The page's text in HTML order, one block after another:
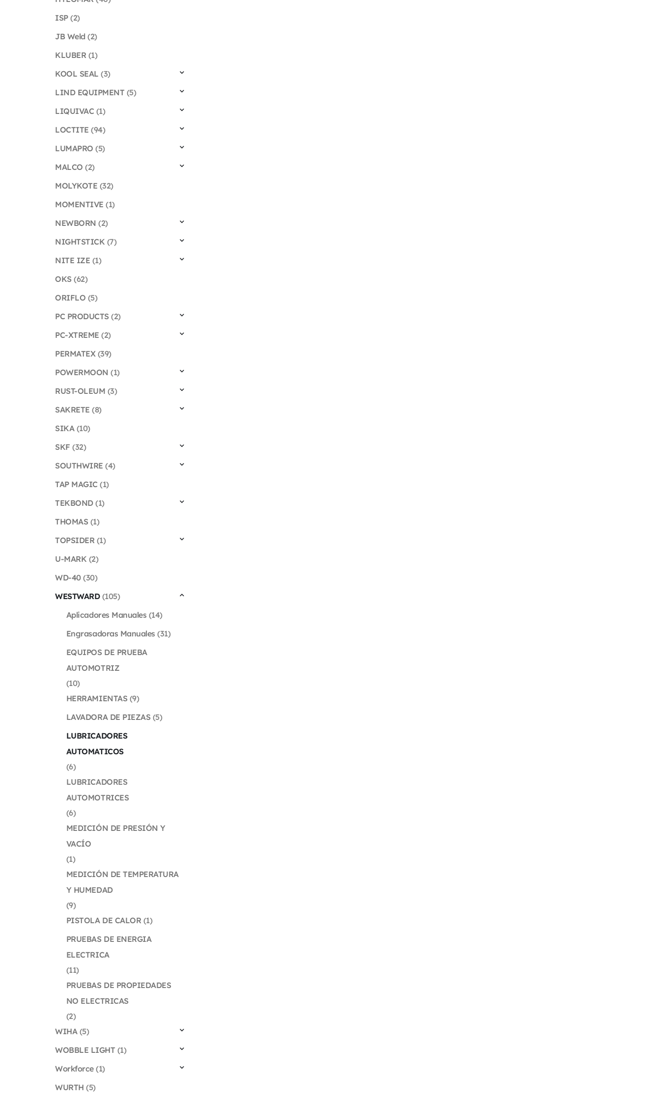
ISP (2)
JB Weld (2)
KLUBER (1)
KOOL SEAL (3)
LIND EQUIPMENT (5)
LIQUIVAC (1)
LOCTITE (94)
LUMAPRO (5)
MALCO (2)
MOLYKOTE (32)
MOMENTIVE (1)
NEWBORN (2)
NIGHTSTICK (7)
NITE IZE (1)
OKS (62)
ORIFLO (5)
PC PRODUCTS (2)
PC-XTREME (2)
PERMATEX (39)
POWERMOON (1)
RUST-OLEUM (3)
SAKRETE (8)
SIKA (10)
SKF (32)
SOUTHWIRE (4)
TAP MAGIC (1)
TEKBOND (1)
THOMAS (1)
TOPSIDER (1)
U-MARK (2)
WD-40 (30)
WESTWARD (105)
Aplicadores Manuales (14)
Engrasadoras Manuales (31)
EQUIPOS DE PRUEBA
AUTOMOTRIZ
(10)
HERRAMIENTAS (9)
LAVADORA DE PIEZAS (5)
LUBRICADORES
AUTOMATICOS
(6)
LUBRICADORES
AUTOMOTRICES
(6)
MEDICIÓN DE PRESIÓN Y
VACÍO
(1)
MEDICIÓN DE TEMPERATURA
Y HUMEDAD
(9)
PISTOLA DE CALOR (1)
PRUEBAS DE ENERGIA
ELECTRICA
(11)
PRUEBAS DE PROPIEDADES
NO ELECTRICAS
(2)
WIHA (5)
WOBBLE LIGHT (1)
Workforce (1)
WURTH (5)